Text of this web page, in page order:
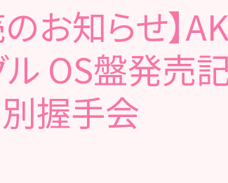
お知らせ】
OS盤発売
別握手会